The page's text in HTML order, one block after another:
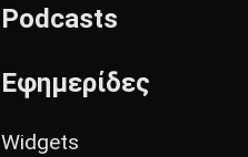
Podcasts
Εφημερίδες
Widgets